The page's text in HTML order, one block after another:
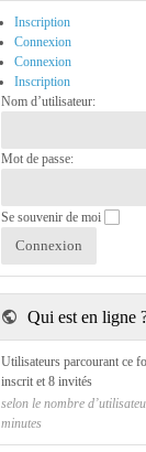
Inscription
Connexion
Connexion
Inscription
Nom d’utilisateur:
Mot de passe:
Se souvenir de moi
Qui est en ligne
Utilisateurs parcourant ce
inscrit et 8 invités
selon le nombre
minutes